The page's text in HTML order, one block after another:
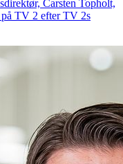
Carsten Topholt,
på TV 2 efter TV 2s